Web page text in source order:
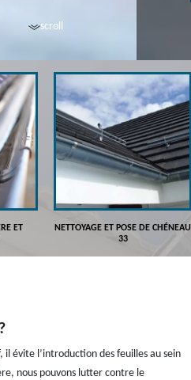
scroll
ET
NETTOYAGE ET POSE DE CHÉNEAU
33
évite l’introduction des feuilles au sein
nous pouvons lutter contre le